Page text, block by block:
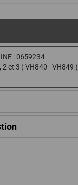
: 0659234
et 3 ( VH840 - VH849 )